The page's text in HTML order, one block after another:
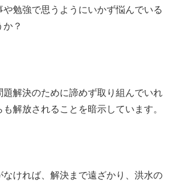
勉強で思うようにいかず悩んでいる
？
題解決のために諦めず取り組んでいれ
解放されることを暗示しています。
なければ、解決まで遠ざかり、洪水の